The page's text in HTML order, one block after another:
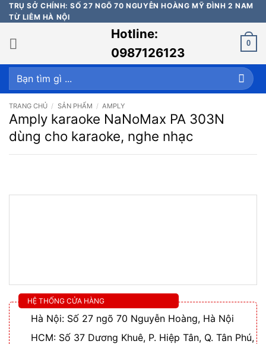
Bỏ
qua
nội
dung
TRỤ SỞ CHÍNH: SỐ 27 NGÕ 70 NGUYỄN HOÀNG MỸ ĐÌNH 2 NAM
TỪ LIÊM HÀ NỘI
Hotline:
0987126123
0
Tìm
kiếm:
TRANG CHỦ / SẢN PHẨM / AMPLY
Amply karaoke NaNoMax PA 303N
dùng cho karaoke, nghe nhạc
HỆ THỐNG CỬA HÀNG
Hà Nội: Số 27 ngõ 70 Nguyễn Hoàng, Hà Nội
HCM: Số 37 Dương Khuê, P. Hiệp Tân, Q. Tân Phú,